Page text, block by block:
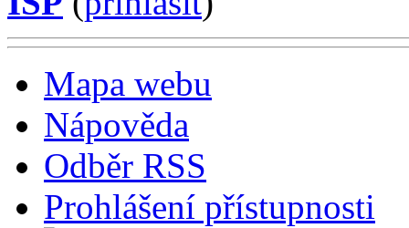
Mapa webu
Nápověda
Odběr RSS
Prohlášení přístupnosti